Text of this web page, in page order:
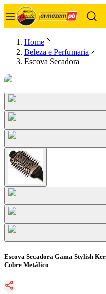
Home
Beleza e Perfumaria
Escova Secadora
Escova Secadora Gama Stylish
Cobre Metálico